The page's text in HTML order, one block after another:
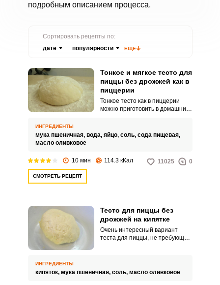
подробным описанием процесса.
Сортировать рецепты по:
дате
популярности ЕЩЕ
Тонкое и мягкое тесто для
пиццы без дрожжей как в
пиццерии
Тонкое тесто как в пиццерии
можно приготовить в домашних
мягким и нежным по вкусу.
ИНГРЕДИЕНТЫ
мука пшеничная, вода, яйцо, соль, сода пищевая,
масло оливковое
10 мин 114.3 кКал 11025 0
СМОТРЕТЬ РЕЦЕПТ
Тесто для пиццы без
дрожжей на кипятке
Очень интересный вариант
теста для пиццы, не требующий
напоминает приготовление
заварного теста.
ИНГРЕДИЕНТЫ
кипяток, мука пшеничная, соль, масло оливковое